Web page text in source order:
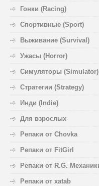
Гонки (Racing)
Спортивные (Sport)
Выживание (Survival)
Ужасы (Horror)
Симуляторы (Simulator)
Стратегии (Strategy)
Инди (Indie)
Для взрослых
Репаки от Chovka
Репаки от FitGirl
Репаки от R.G.
Репаки от xatab